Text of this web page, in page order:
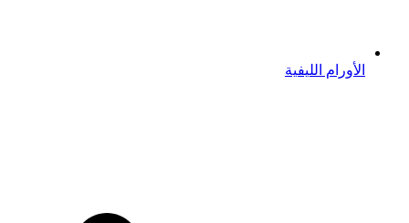
الأورام الليفية